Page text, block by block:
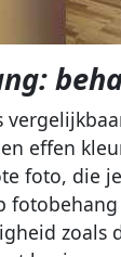
effen
foto, die
zoals